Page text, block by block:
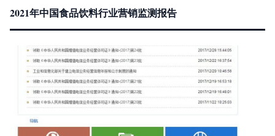
2021年中国食品饮料行业营销监测报告